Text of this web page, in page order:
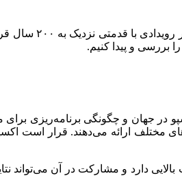
بر اساس اعلام
بررسی و پیدا کنیم.
در جهان و چگونگی برنامه‌ریزی
دارد و مشارکت در آن می‌تواند